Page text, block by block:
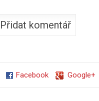
Facebook Google+